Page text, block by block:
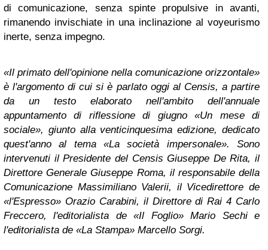
di comunicazione, senza spinte propulsive in avanti,
rimanendo invischiate in una inclinazione al voyeurismo
inerte, senza impegno.
«Il primato dell'opinione nella comunicazione orizzontale»
è l'argomento di cui si è parlato oggi al Censis, a partire
da un testo elaborato nell'ambito dell'annuale
appuntamento di riflessione di giugno «Un mese di
sociale», giunto alla venticinquesima edizione, dedicato
quest'anno al tema «La società impersonale». Sono
intervenuti il Presidente del Censis Giuseppe De Rita, il
Direttore Generale Giuseppe Roma, il responsabile della
Comunicazione Massimiliano Valerii, il Vicedirettore de
«l'Espresso» Orazio Carabini, il Direttore di Rai 4 Carlo
Freccero, l'editorialista de «Il Foglio» Mario Sechi e
l'editorialista de «La Stampa» Marcello Sorgi.